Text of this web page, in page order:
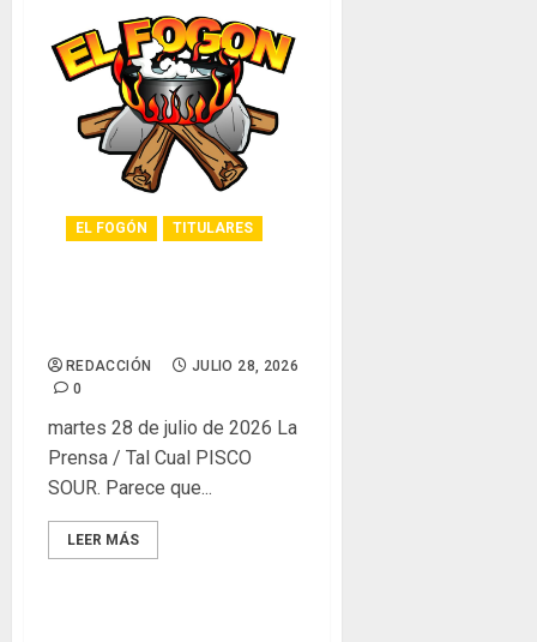
EL FOGÓN TITULARES
REDACCIÓN
JULIO 28, 2026
0
martes 28 de julio de 2026 La
Prensa / Tal Cual PISCO
SOUR. Parece que...
LEER MÁS